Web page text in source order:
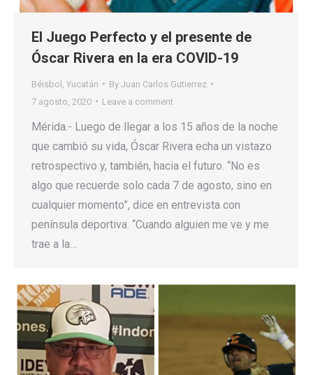
El Juego Perfecto y el presente de
Óscar Rivera en la era COVID-19
Béisbol Yucatán By Juan Carlos Gutierrez
7 agosto, 2020
Leave a comment
Mérida.- Luego de llegar a los 15 años de la noche
que cambió su vida, Óscar Rivera echa un vistazo
retrospectivo y, también, hacia el futuro. “No es
algo que recuerde solo cada 7 de agosto, sino en
cualquier momento”, dice en entrevista con
península deportiva. “Cuando alguien me ve y me
trae a la…